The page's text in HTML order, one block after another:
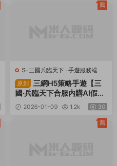
S-三國兵臨天下 · 手遊服務端
原創
三網H5策略手遊【三
國·兵臨天下合服内購AI假人
版】Win一鍵服務端+管理後
台+GM後台+簡易安卓客戶
2026-01-09 1.2k 30
薦
薦